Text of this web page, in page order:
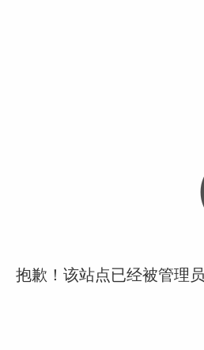
抱歉！该站点已经被管理